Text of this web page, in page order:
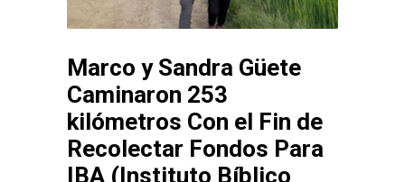
Marco y Sandra Güete
Caminaron 253
kilómetros Con el Fin de
Recolectar Fondos Para
IBA (Instituto Bíblico